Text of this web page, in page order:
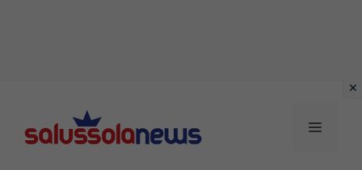
contenuto
MENU